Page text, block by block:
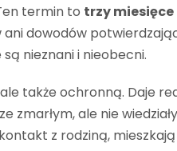
termin to trzy
dowodów
nieznani i nieobecni.
także ochronną. Daje
zmarłym, ale nie
z rodziną,